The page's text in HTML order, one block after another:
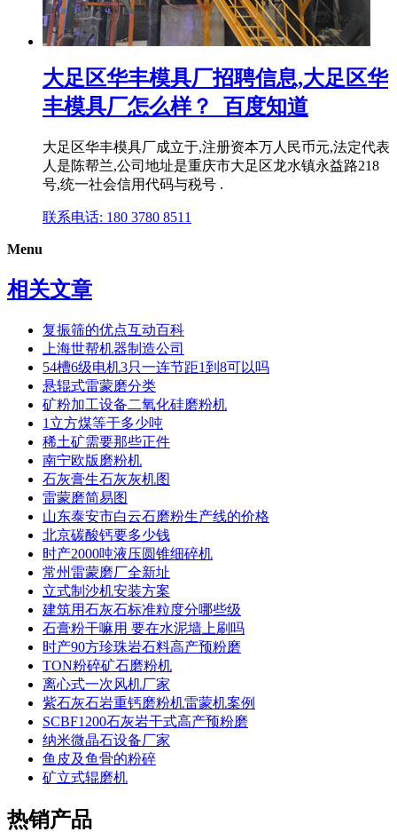
大足区华丰模具厂招聘信息,大足区华
丰模具厂怎么样？_百度知道
大足区华丰模具厂成立于,注册资本万人民币元,法定代表
人是陈帮兰,公司地址是重庆市大足区龙水镇永益路218
号,统一社会信用代码与税号 .
联系电话: 180 3780 8511
Menu
相关文章
复振筛的优点互动百科
上海世帮机器制造公司
54槽6级电机3只一连节距1到8可以吗
悬辊式雷蒙磨分类
矿粉加工设备二氧化硅磨粉机
1立方煤等于多少吨
稀土矿需要那些正件
南宁欧版磨粉机
石灰膏生石灰灰机图
雷蒙磨简易图
山东泰安市白云石磨粉生产线的价格
北京碳酸钙要多少钱
时产2000吨液压圆锥细碎机
常州雷蒙磨厂全新址
立式制沙机安装方案
建筑用石灰石标准粒度分哪些级
石膏粉干嘛用 要在水泥墙上刷吗
时产90方珍珠岩石料高产预粉磨
TON粉碎矿石磨粉机
离心式一次风机厂家
紫石灰石岩重钙磨粉机雷蒙机案例
SCBF1200石灰岩干式高产预粉磨
纳米微晶石设备厂家
鱼皮及鱼骨的粉碎
矿立式辊磨机
热销产品